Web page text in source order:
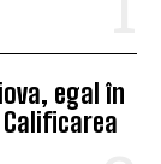
egal în
Calificarea